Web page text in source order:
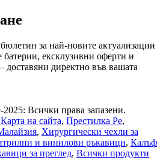
за най-новите актуализации
ексклузивни оферти и
доставяни директно във вашата
Всички права запазени.
Карта на сайта, Престилка Pe,
, Хирургически чехли за
и винилови ръкавици, Калъф
за преглед, Всички продукти